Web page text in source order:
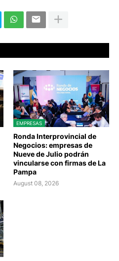
EMPRESAS
Ronda Interprovincial de
Negocios: empresas de
Nueve de Julio podrán
vincularse con firmas de La
Pampa
August 08, 2026